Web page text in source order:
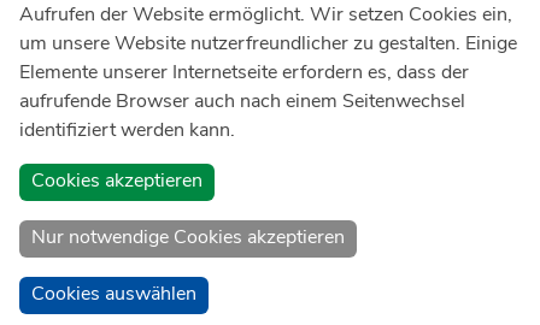
Kindernotfallzentrum Bonn
UKB-Telefonzentrale
+49 228287 0
Spenden Sie online an das Universitätsklinikum Bonn
Aufrufen der Website ermöglicht. Wir setzen Cookies ein,
um unsere Website nutzerfreundlicher zu gestalten. Einige
Elemente unserer Internetseite erfordern es, dass der
aufrufende Browser auch nach einem Seitenwechsel
identifiziert werden kann.
Cookies akzeptieren
Nur notwendige Cookies akzeptieren
Cookies auswählen